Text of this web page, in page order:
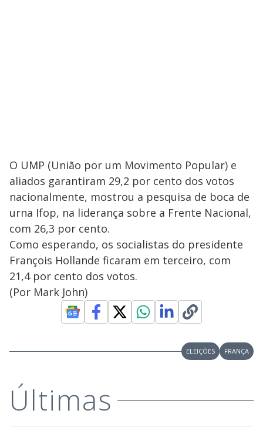
O UMP (União por um Movimento Popular) e
aliados garantiram 29,2 por cento dos votos
nacionalmente, mostrou a pesquisa de boca de
urna Ifop, na liderança sobre a Frente Nacional,
com 26,3 por cento.
Como esperando, os socialistas do presidente
François Hollande ficaram em terceiro, com
21,4 por cento dos votos.
(Por Mark John)
ELEIÇÕES FRANÇA
Últimas